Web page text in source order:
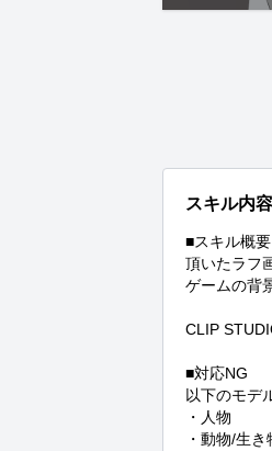
スキル内容
■スキル概要
頂いたラフ
ゲームの背
CLIP
■対応NG
以下のモデ
・人物
・動物/生き